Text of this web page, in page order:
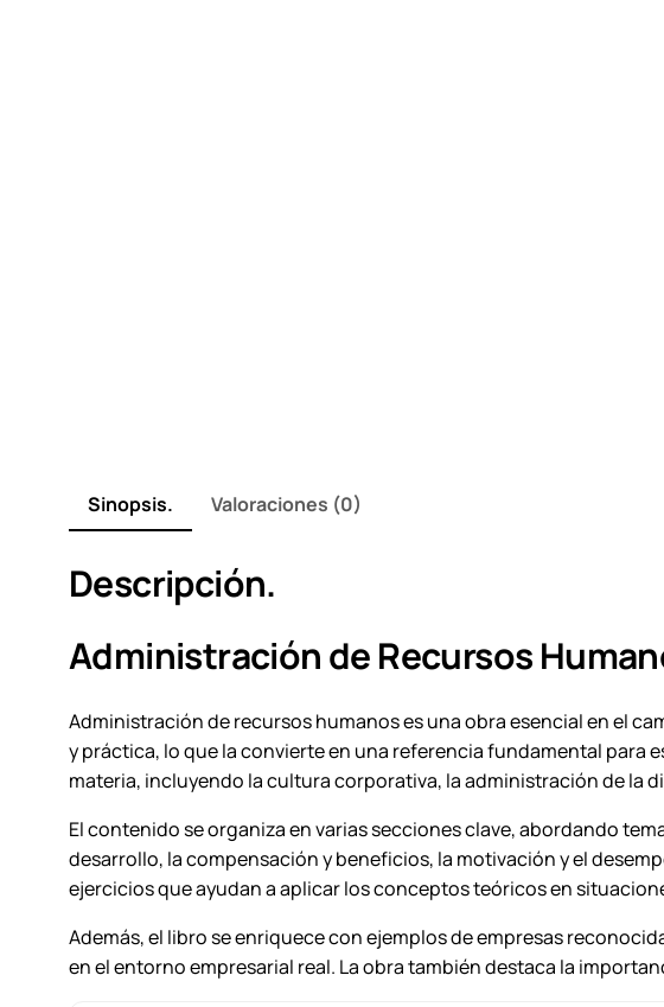
Sinopsis. Valoraciones (0)
Descripción.
Administración de Recursos
Administración de recursos humanos es una obra esencial en el
y práctica, lo que la convierte en una referencia fundamental para
materia, incluyendo la cultura corporativa, la administración de la
El contenido se organiza en varias secciones clave, abordando
desarrollo, la compensación y beneficios, la motivación y el
ejercicios que ayudan a aplicar los conceptos teóricos en
Además, el libro se enriquece con ejemplos de empresas
en el entorno empresarial real. La obra también destaca la